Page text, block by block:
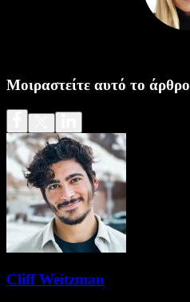
Μοιραστείτε αυτό το άρθρο
Cliff Weitzman